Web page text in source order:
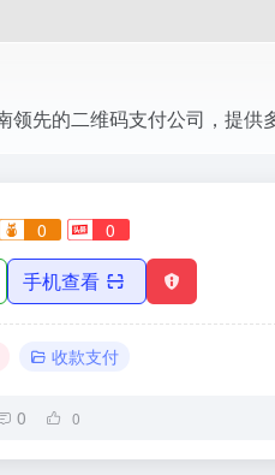
0 0
手机查看
收款支付
0 0